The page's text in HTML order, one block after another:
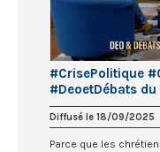
#CrisePolitique
#DeoetDébats
Diffusé le 18/09/2025
Parce que les